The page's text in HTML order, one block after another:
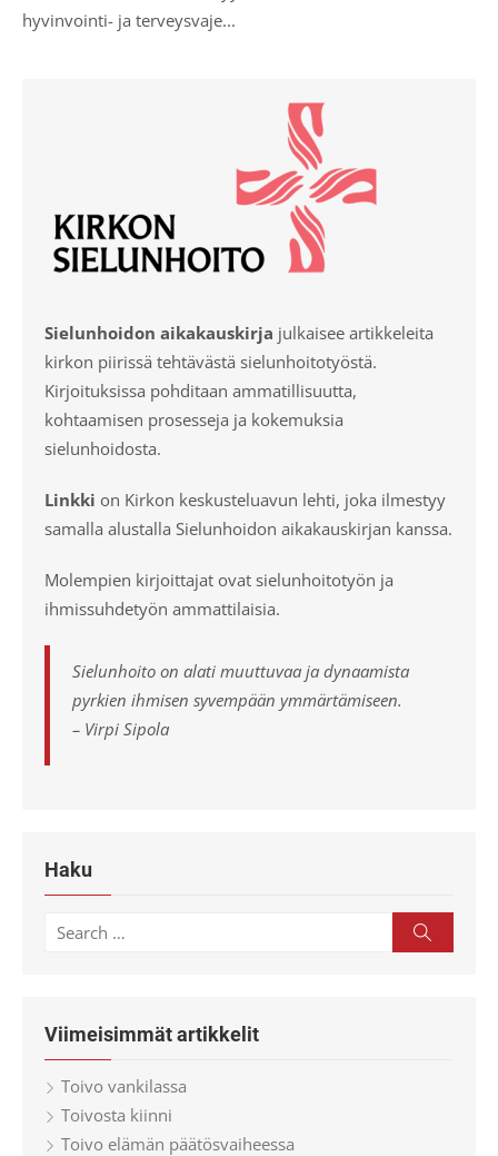
hyvinvointi- ja terveysvaje...
Sielunhoidon aikakauskirja julkaisee artikkeleita
kirkon piirissä tehtävästä sielunhoitotyöstä.
Kirjoituksissa pohditaan ammatillisuutta,
kohtaamisen prosesseja ja kokemuksia
sielunhoidosta.
Linkki on Kirkon keskusteluavun lehti, joka ilmestyy
samalla alustalla Sielunhoidon aikakauskirjan kanssa.
Molempien kirjoittajat ovat sielunhoitotyön ja
ihmissuhdetyön ammattilaisia.
Sielunhoito on alati muuttuvaa ja dynaamista
pyrkien ihmisen syvempään ymmärtämiseen.
– Virpi Sipola
Haku
Search
Viimeisimmät artikkelit
Toivo vankilassa
Toivosta kiinni
Toivo elämän päätösvaiheessa